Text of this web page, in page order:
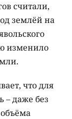
считали,
землёй на
изменило
что для
– даже без